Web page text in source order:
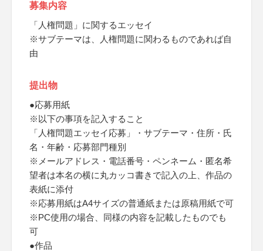
募集内容
「人権問題」に関するエッセイ
※サブテーマは、人権問題に関わるものであれば自
由
提出物
●応募用紙
※以下の事項を記入すること
「人権問題エッセイ応募」・サブテーマ・住所・氏
名・年齢・応募部門種別
※メールアドレス・電話番号・ペンネーム・匿名希
望者は本名の横に丸カッコ書きで記入の上、作品の
表紙に添付
※応募用紙はA4サイズの普通紙または原稿用紙で可
※PC使用の場合、同様の内容を記載したものでも
可
●作品